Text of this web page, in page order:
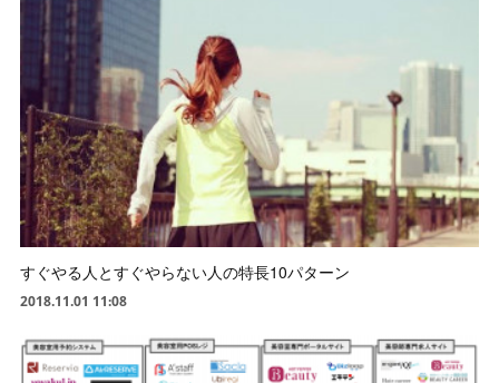
すぐやる人とすぐやらない人の特長10パターン
2018.11.01 11:08